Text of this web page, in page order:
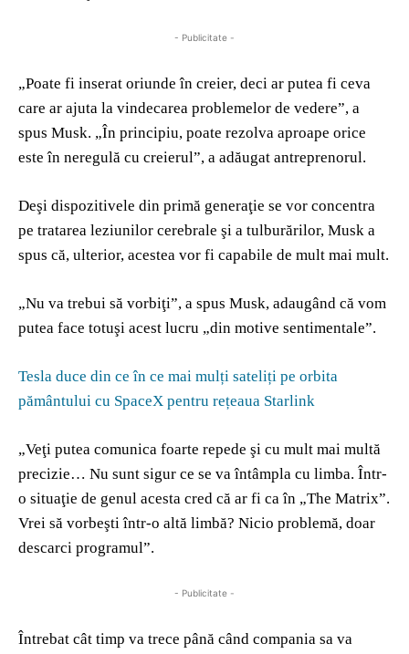
- Publicitate -
„Poate fi inserat oriunde în creier, deci ar putea fi ceva
care ar ajuta la vindecarea problemelor de vedere”, a
spus Musk. „În principiu, poate rezolva aproape orice
este în neregulă cu creierul”, a adăugat antreprenorul.
Deşi dispozitivele din primă generaţie se vor concentra
pe tratarea leziunilor cerebrale şi a tulburărilor, Musk a
spus că, ulterior, acestea vor fi capabile de mult mai mult.
„Nu va trebui să vorbiţi”, a spus Musk, adaugând că vom
putea face totuşi acest lucru „din motive sentimentale”.
Tesla duce din ce în ce mai mulți sateliți pe orbita
pământului cu SpaceX pentru rețeaua Starlink
„Veţi putea comunica foarte repede şi cu mult mai multă
precizie… Nu sunt sigur ce se va întâmpla cu limba. Într-
o situaţie de genul acesta cred că ar fi ca în „The Matrix”.
Vrei să vorbeşti într-o altă limbă? Nicio problemă, doar
descarci programul”.
- Publicitate -
Întrebat cât timp va trece până când compania sa va